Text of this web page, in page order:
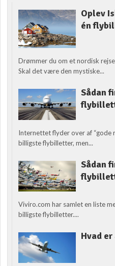
Oplev
én
Drømmer du om et nordisk
Skal det være den mystiske...
Sådan
Internettet flyder over af “gode
billigste flybilletter, men...
Sådan
Viviro.com har samlet en liste
billigste flybilletter....
Hvad